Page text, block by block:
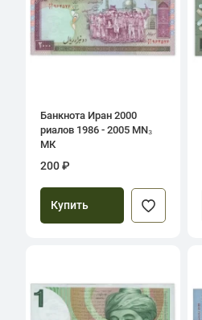
Банкнота Иран 2000
риалов 1986 - 2005 MN₃
МК
200 ₽
Купить